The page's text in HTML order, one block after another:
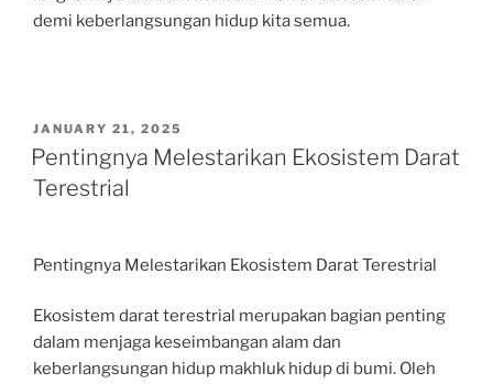
demi keberlangsungan hidup kita semua.
POSTED
ON
JANUARY 21, 2025
Pentingnya Melestarikan Ekosistem Darat
Terestrial
Pentingnya Melestarikan Ekosistem Darat Terestrial
Ekosistem darat terestrial merupakan bagian penting
dalam menjaga keseimbangan alam dan
keberlangsungan hidup makhluk hidup di bumi. Oleh